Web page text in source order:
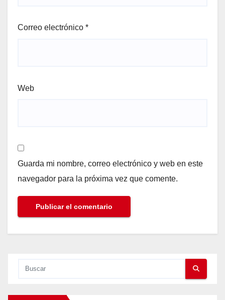
Correo electrónico *
Web
Guarda mi nombre, correo electrónico y web en este
navegador para la próxima vez que comente.